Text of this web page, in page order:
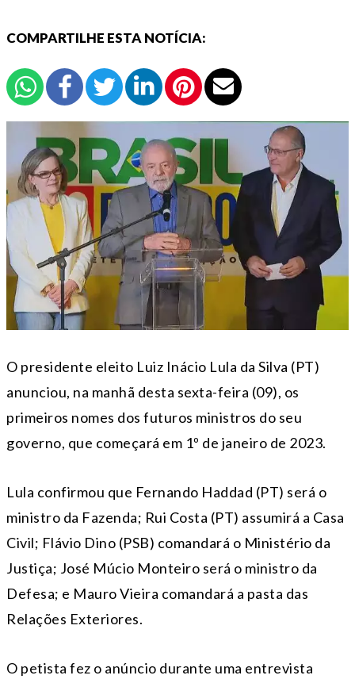
COMPARTILHE ESTA NOTÍCIA:
O presidente eleito Luiz Inácio Lula da Silva (PT)
anunciou, na manhã desta sexta-feira (09), os
primeiros nomes dos futuros ministros do seu
governo, que começará em 1º de janeiro de 2023.
Lula confirmou que Fernando Haddad (PT) será o
ministro da Fazenda; Rui Costa (PT) assumirá a Casa
Civil; Flávio Dino (PSB) comandará o Ministério da
Justiça; José Múcio Monteiro será o ministro da
Defesa; e Mauro Vieira comandará a pasta das
Relações Exteriores.
O petista fez o anúncio durante uma entrevista